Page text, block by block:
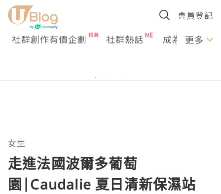
會員登記
社群創作有價企劃 社群熱話 成為U更多
女生
走進法國波爾多葡萄
園|Caudalie 夏日清新保濕站